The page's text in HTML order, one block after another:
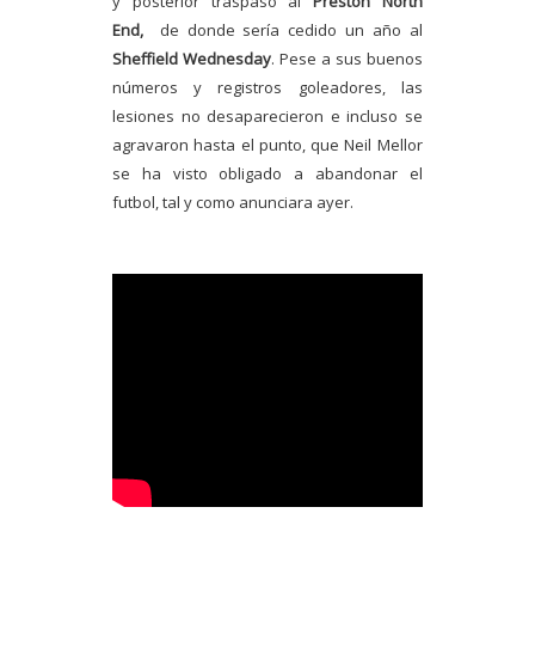
End,
de donde sería cedido un año al
Sheffield Wednesday. Pese a sus buenos
números y registros goleadores, las
lesiones no desaparecieron e incluso se
agravaron hasta el punto, que Neil Mellor
se ha visto obligado a abandonar el
futbol, tal y como anunciara ayer.